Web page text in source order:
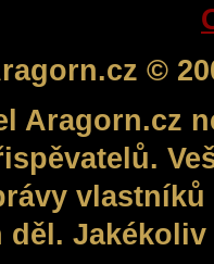
©
Aragorn.cz
děl.